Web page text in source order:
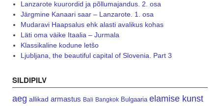
Lanzarote kuurordid ja põllumajandus. 2. osa
Järgmine Kanaari saar – Lanzarote. 1. osa
Mudaravi Haapsalus ehk alasti avalikus kohas
Läti oma väike Itaalia – Jurmala
Klassikaline kodune letšo
Ljubljana, the beautiful capital of Slovenia. Part 3
SILDIPILV
aeg allikad armastus Bali Bangkok Bulgaaria elamise kunst